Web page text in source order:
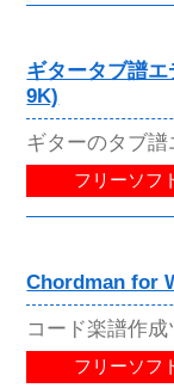
ギタータブ譜エ
9K)
ギターのタブ譜
フリーソフ
Chordman for
コード楽譜作成
フリーソフ